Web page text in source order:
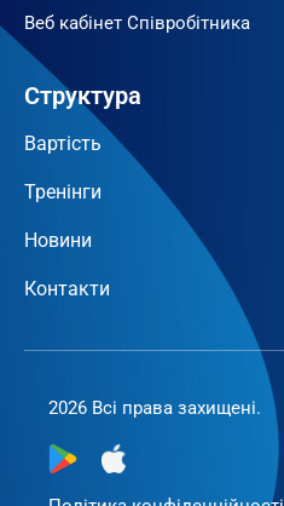
Веб кабінет Співробітника
Структура
Вартість
Тренінги
Новини
Контакти
2026 Всі права захищені.